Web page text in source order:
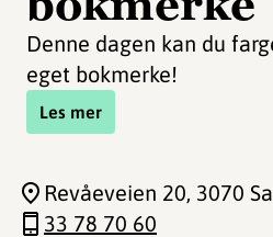
Denne dagen kan du
eget bokmerke!
Les mer
Revåeveien 20, 3070
33 78 70 60